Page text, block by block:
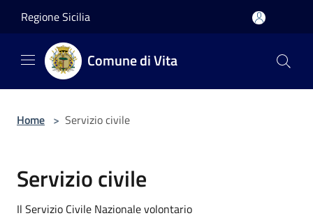
Regione Sicilia
Comune di Vita
Home > Servizio civile
Servizio civile
Il Servizio Civile Nazionale volontario